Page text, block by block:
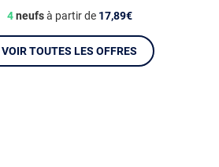
4neufsà partir de 17,89€
VOIR TOUTES LES OFFRES